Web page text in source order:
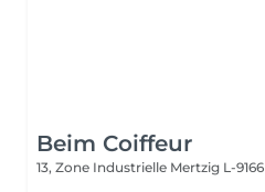
Beim Coiffeur
13, Zone Industrielle Mertzig L-9166